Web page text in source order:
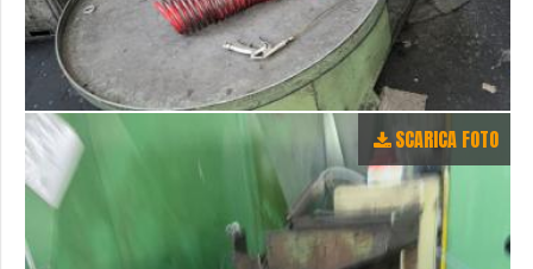
SCARICA FOTO